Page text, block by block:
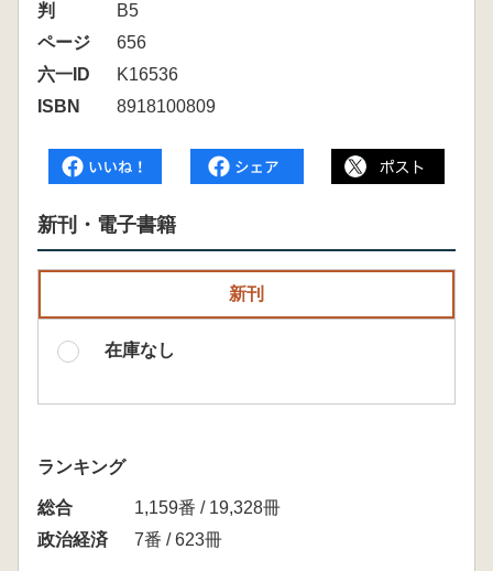
判
B5
ページ
656
六一ID
K16536
ISBN
8918100809
新刊・電子書籍
新刊
在庫なし
ランキング
総合
1,159番 / 19,328冊
政治経済
7番 / 623冊